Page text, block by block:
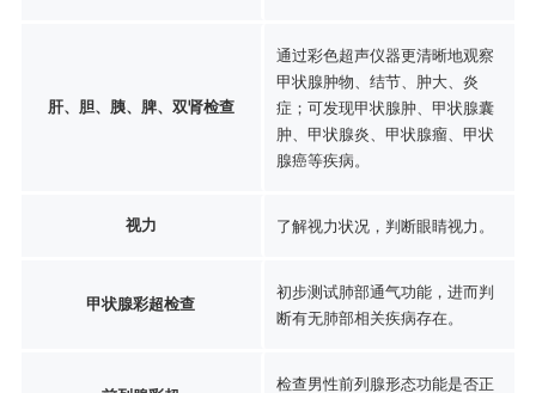
肝、胆、胰、脾、双肾检查
通过彩色超声仪器更清晰地观察
甲状腺肿物、结节、肿大、炎
症；可发现甲状腺肿、甲状腺囊
肿、甲状腺炎、甲状腺瘤、甲状
腺癌等疾病。
视力 了解视力状况，判断眼睛视力。
甲状腺彩超检查
初步测试肺部通气功能，进而判
断有无肺部相关疾病存在。
检查男性前列腺形态功能是否正